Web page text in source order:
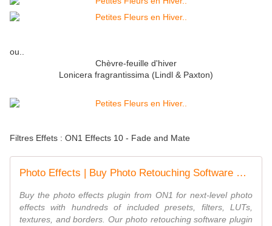
ou..
Chèvre-feuille d'hiver
Lonicera fragrantissima (Lindl & Paxton)
Filtres Effets : ON1 Effects 10 - Fade and Mate
Photo Effects | Buy Photo Retouching Software & Effects Software - ON1
Buy the photo effects plugin from ON1 for next-level photo
effects with hundreds of included presets, filters, LUTs,
textures, and borders. Our photo retouching software plugin